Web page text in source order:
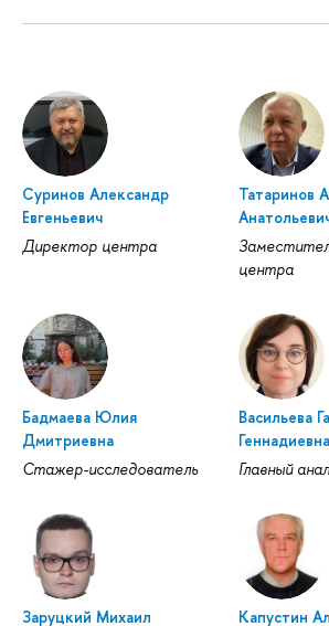
Суринов Александр
Евгеньевич
Директор центра
Татаринов
центра
Бадмаева Юлия
Дмитриевна
Стажер-исследователь
Васильева
Геннадиевна
Главный
Заруцкий Михаил
Капустин